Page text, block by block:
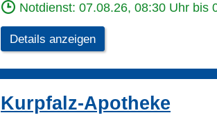
Notdienst: 07.08.26, 08:30 Uhr bis
Details anzeigen
Kurpfalz-Apotheke